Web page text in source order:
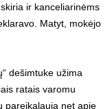
ir kanceliarinėms
Matyt, mokėjo
dešimtuke užima
ratais varomu
pareikalauja net apie